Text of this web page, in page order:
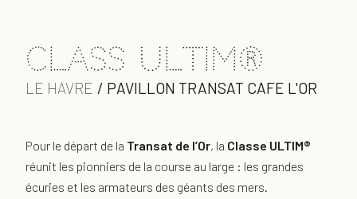
Class Ultim®
LE HAVRE / PAVILLON TRANSAT CAFE L'OR
Pour le départ de la Transat de l’Or, la Classe ULTIM®
réunit les pionniers de la course au large : les grandes
écuries et les armateurs des géants des mers.